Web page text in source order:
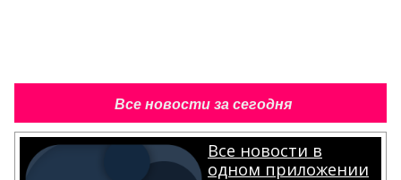
Все новости за сегодня
Все новости в
одном приложении